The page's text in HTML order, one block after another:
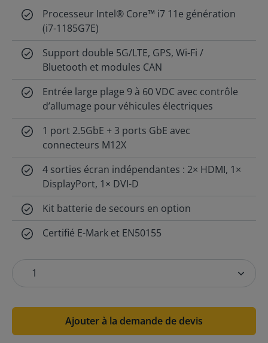
Processeur Intel® Core™ i7 11e génération
(i7-1185G7E)
Support double 5G/LTE, GPS, Wi-Fi /
Bluetooth et modules CAN
Entrée large plage 9 à 60 VDC avec contrôle
d’allumage pour véhicules électriques
1 port 2.5GbE + 3 ports GbE avec
connecteurs M12X
4 sorties écran indépendantes : 2× HDMI, 1×
DisplayPort, 1× DVI-D
Kit batterie de secours en option
Certifié E-Mark et EN50155
Ajouter à la demande de devis